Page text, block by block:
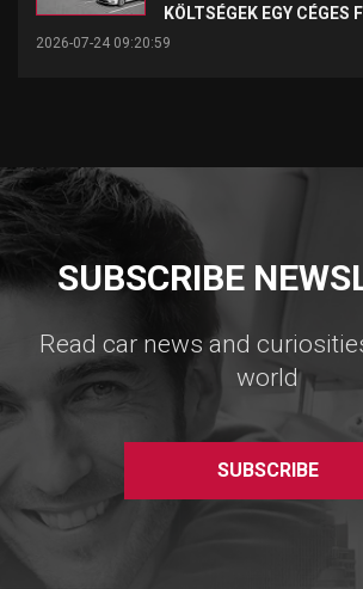
KÖLTSÉGEK EGY CÉGES
2026-07-24 09:20:59
SUBSCRIBE
Read car news and
world
SUBSCRIBE